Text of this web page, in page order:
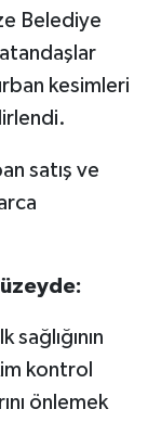
Belediye
kesimleri
satış ve
kontrol
önlemek